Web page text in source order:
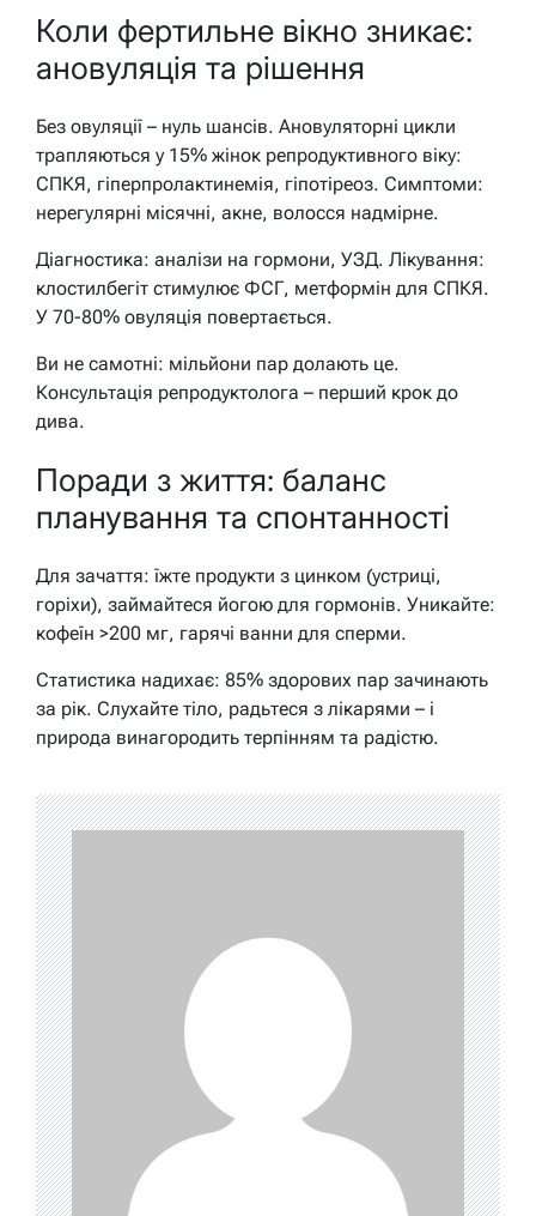
Коли фертильне вікно зникає:
ановуляція та рішення
Без овуляції – нуль шансів. Ановуляторні цикли
трапляються у 15% жінок репродуктивного віку:
СПКЯ, гіперпролактинемія, гіпотіреоз. Симптоми:
нерегулярні місячні, акне, волосся надмірне.
Діагностика: аналізи на гормони, УЗД. Лікування:
клостилбегіт стимулює ФСГ, метформін для СПКЯ.
У 70-80% овуляція повертається.
Ви не самотні: мільйони пар долають це.
Консультація репродуктолога – перший крок до
дива.
Поради з життя: баланс
планування та спонтанності
Для зачаття: їжте продукти з цинком (устриці,
горіхи), займайтеся йогою для гормонів. Уникайте:
кофеїн >200 мг, гарячі ванни для сперми.
Статистика надихає: 85% здорових пар зачинають
за рік. Слухайте тіло, радьтеся з лікарями – і
природа винагородить терпінням та радістю.